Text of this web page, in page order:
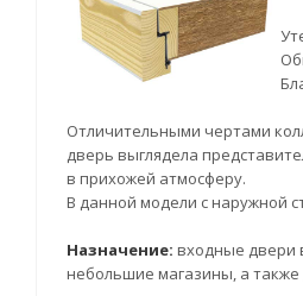
Отличительными чертами
дверь выглядела
в прихожей атмосферу.
В данной модели с наружной
Назначение: входные двери
небольшие магазины, а также